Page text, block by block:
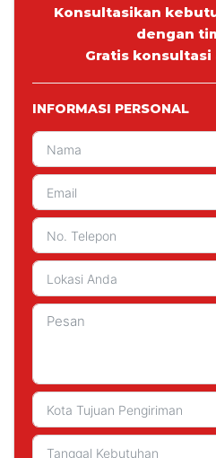
Konsultasikan
dengan
Gratis konsultasi
INFORMASI PERSONAL